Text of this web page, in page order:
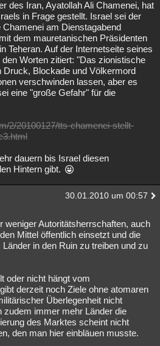
des Iran, Ayatollah Ali Chamenei, hat
in Frage gestellt. Israel sei der
am Dienstagabend
dem mauretanischen Präsidenten
Teheran. Auf der Internetseite seines
Worten zitiert: "Das zionistische
Druck, Blockade und Völkermord
verschwinden lassen, aber es
eine "große Gefahr" für die
2/20100127/tts-chamenei-stellt-
dauern bis Israel diesen
Hintern gibt.
30.01.2010 um 00:57
weniger Autoritätsherrschaften, auch
Mittel öffentlich einsetzt und die
in den Ruin zu treiben und zu
oder nicht hängt vom
derzeit noch Ziele ohne atomaren
Überlegenheit nicht
zudem immer mehr Länder die
des Marktes scheint nicht
den man hier einbläuen musste.